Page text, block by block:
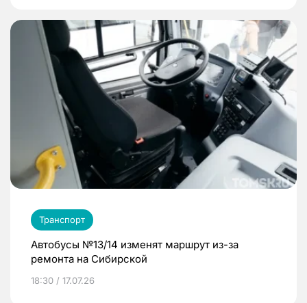
Транспорт
Автобусы №13/14 изменят маршрут из-за
ремонта на Сибирской
18:30 / 17.07.26